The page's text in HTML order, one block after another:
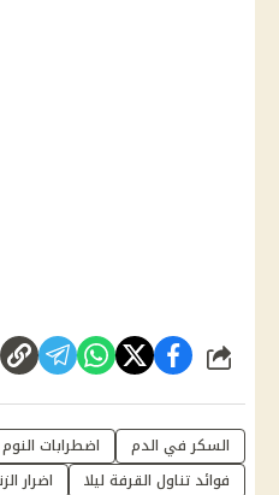
شارك
السكر في الدم اضطرابات النوم
فوائد تناول القرفة ليلا
اضرار